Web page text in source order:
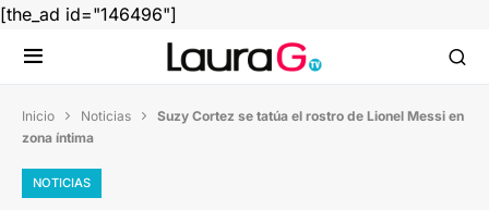
[the_ad id="146496"]
Inicio  Noticias  Suzy Cortez se tatúa el rostro de Lionel Messi en
zona íntima
NOTICIAS